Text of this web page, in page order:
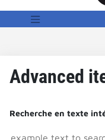
Advanced
Recherche en texte